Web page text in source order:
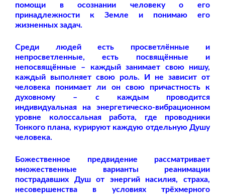
помощи в осознании человеку о его
принадлежности к Земле и понимаю его
жизненных задач.
Среди людей есть просветлённые и
непросветленные, есть посвящённые и
непосвящённые – каждый занимает свою нишу,
каждый выполняет свою роль. И не зависит от
человека понимает ли он свою причастность к
духовному – с каждым проводится
индивидуальная на энергетическо-вибрационном
уровне колоссальная работа, где проводники
Тонкого плана, курируют каждую отдельную Душу
человека.
Божественное предвидение рассматривает
множественные варианты реанимации
пострадавших Душ от энергий насилия, страха,
несовершенства в условиях трёхмерного